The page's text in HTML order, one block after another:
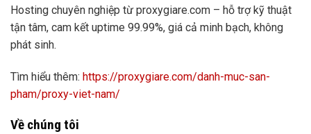
Hosting chuyên nghiệp từ proxygiare.com – hỗ trợ kỹ thuật
tận tâm, cam kết uptime 99.99%, giá cả minh bạch, không
phát sinh.
Tìm hiểu thêm: https://proxygiare.com/danh-muc-san-
pham/proxy-viet-nam/
Về chúng tôi